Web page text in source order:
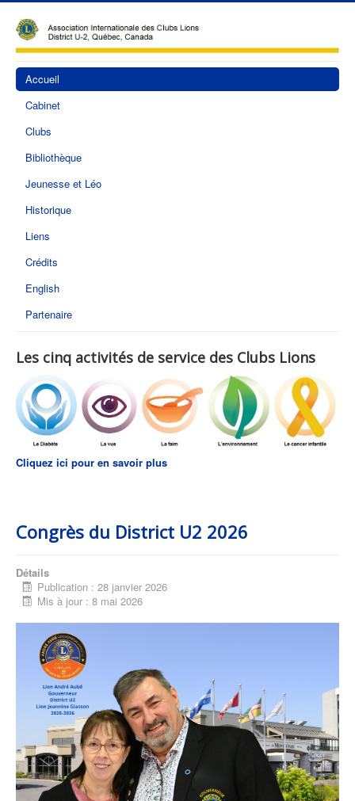
Accueil
Cabinet
Clubs
Bibliothèque
Jeunesse et Léo
Historique
Liens
Crédits
English
Partenaire
Les cinq activités de service des Clubs Lions
Cliquez ici pour en savoir plus
Congrès du District U2 2026
Détails
Publication : 28 janvier 2026
Mis à jour : 8 mai 2026